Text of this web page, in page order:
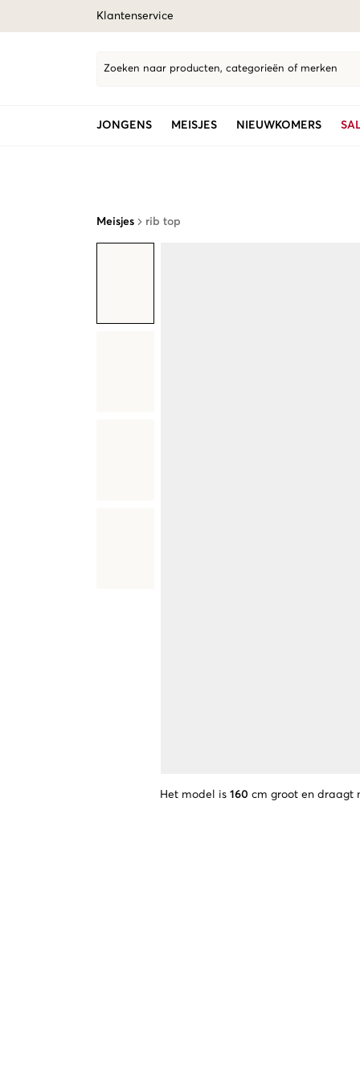
Klantenservice
Zoeken naar producten, categorieën of merken
JONGENS MEISJES NIEUWKOMERS
Meisjes rib top
Het model is 160 cm groot en draagt